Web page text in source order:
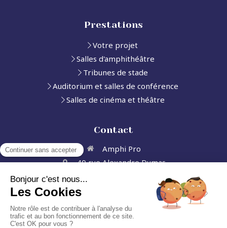
Prestations
Votre projet
Salles d'amphithéâtre
Tribunes de stade
Auditorium et salles de conférence
Salles de cinéma et théâtre
Contact
Amphi Pro
40 rue Alexandre Dumas
Afficher le téléphone
Demander un devis